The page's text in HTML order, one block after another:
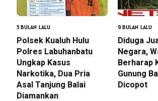
5 BULAN LALU
Polsek Kualuh Hulu
Polres Labuhanbatu
Ungkap Kasus
Narkotika, Dua Pria
Asal Tanjung Balai
Diamankan
9 BULAN LALU
Diduga
Negara,
Berharap
Gunung
Dicopot